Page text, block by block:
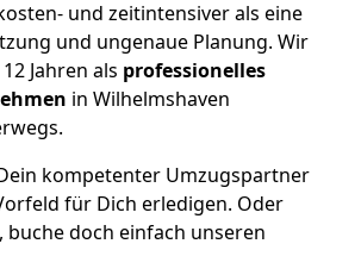
und zeitintensiver als eine
und ungenaue Planung. Wir
Jahren als professionelles
in Wilhelmshaven
kompetenter Umzugspartner
für Dich erledigen. Oder
buche doch einfach unseren